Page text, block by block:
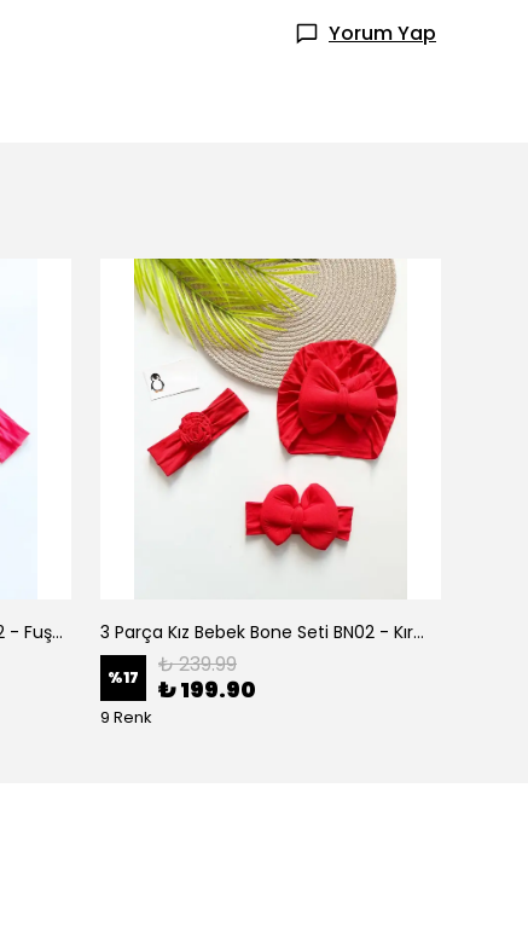
Yorum Yap
3 Parça Kız Bebek Bone Seti BN02 - Fuşya 3 Parça Kız Bebek Bone Seti BN02 - Kırmızı
%17 ₺ 239.99
₺ 199.90
9 Renk